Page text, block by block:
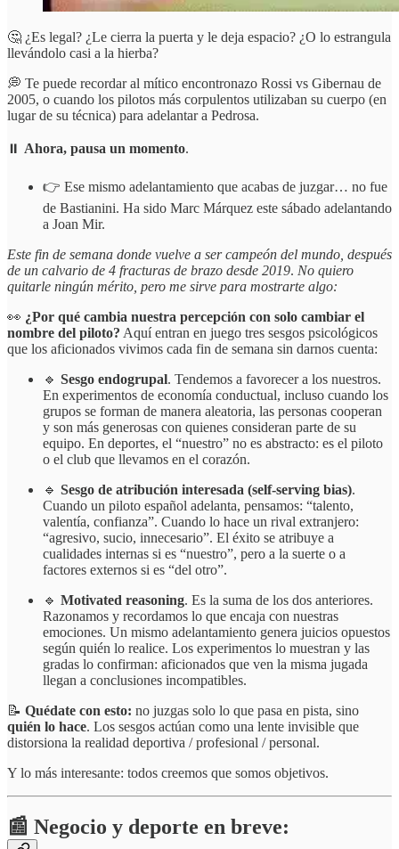
🤔 ¿Es legal? ¿Le cierra la puerta y le deja espacio? ¿O lo estrangula
llevándolo casi a la hierba?
💭 Te puede recordar al mítico encontronazo Rossi vs Gibernau de
2005, o cuando los pilotos más corpulentos utilizaban su cuerpo (en
lugar de su técnica) para adelantar a Pedrosa.
⏸️ Ahora, pausa un momento.
👉 Ese mismo adelantamiento que acabas de juzgar… no fue
de Bastianini. Ha sido Marc Márquez este sábado adelantando
a Joan Mir.
Este fin de semana donde vuelve a ser campeón del mundo, después
de un calvario de 4 fracturas de brazo desde 2019. No quiero
quitarle ningún mérito, pero me sirve para mostrarte algo:
👀 ¿Por qué cambia nuestra percepción con solo cambiar el
nombre del piloto? Aquí entran en juego tres sesgos psicológicos
que los aficionados vivimos cada fin de semana sin darnos cuenta:
🔹 Sesgo endogrupal. Tendemos a favorecer a los nuestros.
En experimentos de economía conductual, incluso cuando los
grupos se forman de manera aleatoria, las personas cooperan
y son más generosas con quienes consideran parte de su
equipo. En deportes, el “nuestro” no es abstracto: es el piloto
o el club que llevamos en el corazón.
🔹 Sesgo de atribución interesada (self-serving bias).
Cuando un piloto español adelanta, pensamos: “talento,
valentía, confianza”. Cuando lo hace un rival extranjero:
“agresivo, sucio, innecesario”. El éxito se atribuye a
cualidades internas si es “nuestro”, pero a la suerte o a
factores externos si es “del otro”.
🔹 Motivated reasoning. Es la suma de los dos anteriores.
Razonamos y recordamos lo que encaja con nuestras
emociones. Un mismo adelantamiento genera juicios opuestos
según quién lo realice. Los experimentos lo muestran y las
gradas lo confirman: aficionados que ven la misma jugada
llegan a conclusiones incompatibles.
📝 Quédate con esto: no juzgas solo lo que pasa en pista, sino
quién lo hace. Los sesgos actúan como una lente invisible que
distorsiona la realidad deportiva / profesional / personal.
Y lo más interesante: todos creemos que somos objetivos.
📰 Negocio y deporte en breve: